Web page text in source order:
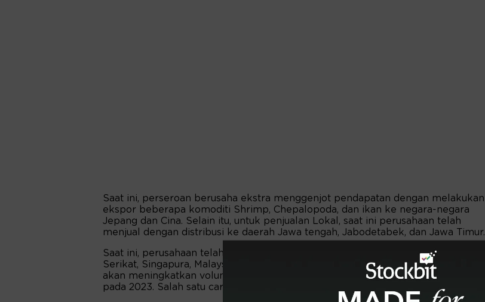
Saat ini, perseroan berusaha ekstra menggenjot pendapatan dengan melakukan
ekspor beberapa komoditi Shrimp, Chepalopoda, dan ikan ke negara-negara
Jepang dan Cina. Selain itu, untuk penjualan Lokal, saat ini perusahaan telah
menjual dengan distribusi ke daerah Jawa tengah, Jabodetabek, dan Jawa Timur.
Saat ini, perusahaan telah mendapat market baru selain Jepang yaitu Amerika
Serikat, Singapura, Malaysia, dan Vietnam. Dengan market saat ini, perusahaan
akan meningkatkan volume, membuka market baru ke Korea, dan Arab Saudi
pada 2023. Salah satu caranya mengikuti pameran Internasional.